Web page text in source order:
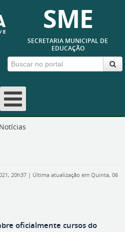
SME
SECRETARIA MUNICIPAL DE
EDUCAÇÃO
Notícias
20h37 | Última atualização em Quinta, 06
oficialmente cursos do